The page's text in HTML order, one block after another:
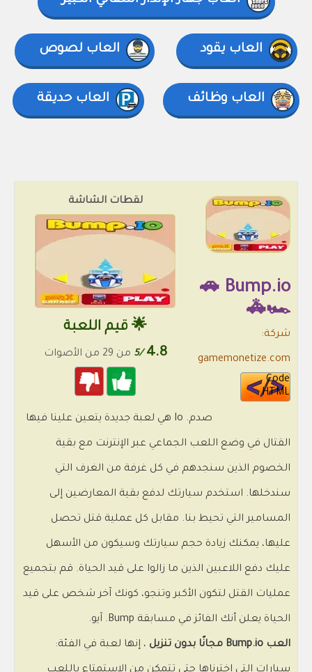
العاب يقود العاب لصوص
العاب وظائف العاب حديقة
لقطات الشاشة
🌟 قيم اللعبة
4.8
/5 من 29 من الأصوات
Bump.io 🚗
🏎🚓
شركة:
gamemonetize.com
Code
HTML
صدم. Io هي لعبة جديدة يتعين علينا فيها
القتال في وضع اللعب الجماعي عبر الإنترنت مع بقية
الخصوم الذين سنجدهم في كل غرفة من الغرف التي
سندخلها. استخدم سيارتك لدفع بقية المعارضين إلى
المسامير التي تحيط بنا. مقابل كل عملية قتل تحصل
عليها، يمكنك زيادة حجم سيارتك وسيكون من الأسهل
عليك دفع اللاعبين الذين ما زالوا على قيد الحياة. قم بتجميع
عمليات القتل لتكون الأكبر وتنجو، كونك آخر شخص على قيد
الحياة يعلن أنك الفائز في مسابقة Bump. آيو.
العب Bump.io مجانًا بدون تنزيل ، إنها لعبة في الفئة: